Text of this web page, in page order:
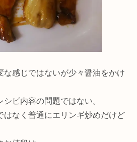
な感じではないが少々醤油をかけ
ピ内容の問題ではない。
はなく普通にエリンギ炒めだけど